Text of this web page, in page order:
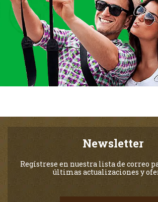
Newsletter
Regístrese en nuestra lista de correo
últimas actualizaciones y